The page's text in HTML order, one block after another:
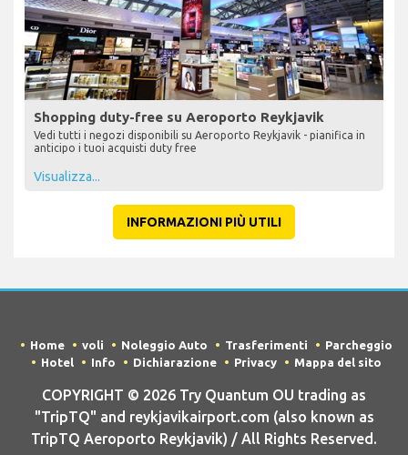
Shopping duty-free su Aeroporto Reykjavik
Vedi tutti i negozi disponibili su Aeroporto Reykjavik - pianifica in
anticipo i tuoi acquisti duty free
Visualizza...
INFORMAZIONI PIÙ UTILI
Home voli Noleggio Auto Trasferimenti
Parcheggio
Hotel
Info Dichiarazione Privacy Mappa del sito
COPYRIGHT © 2026 Try Quantum OU trading as
"TripTQ" and reykjavikairport.com (also known as
TripTQ Aeroporto Reykjavik) / All Rights Reserved.